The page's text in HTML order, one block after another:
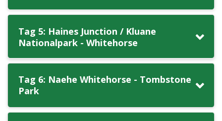
Tag 5: Haines Junction / Kluane
Nationalpark - Whitehorse
Tag 6: Naehe Whitehorse - Tombstone
Park